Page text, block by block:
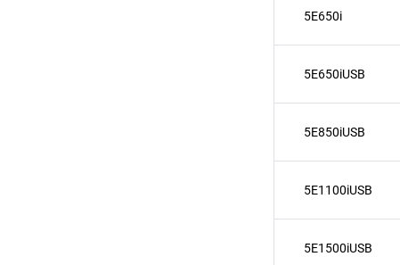
5E650i
5E650iUSB
5E850iUSB
5E1100iUSB
5E1500iUSB